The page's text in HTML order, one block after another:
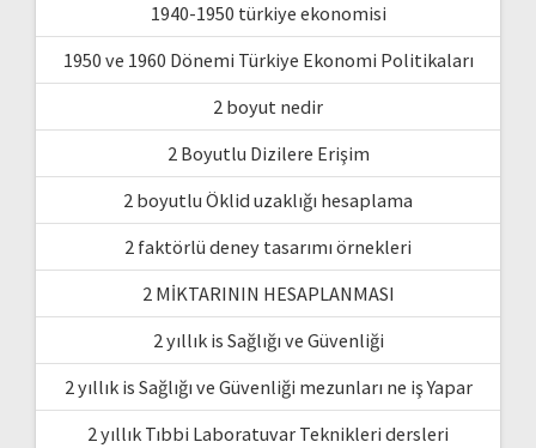
1940-1950 türkiye ekonomisi
1950 ve 1960 Dönemi Türkiye Ekonomi Politikaları
2 boyut nedir
2 Boyutlu Dizilere Erişim
2 boyutlu Öklid uzaklığı hesaplama
2 faktörlü deney tasarımı örnekleri
2 MİKTARININ HESAPLANMASI
2 yıllık is Sağlığı ve Güvenliği
2 yıllık is Sağlığı ve Güvenliği mezunları ne iş Yapar
2 yıllık Tıbbi Laboratuvar Teknikleri dersleri